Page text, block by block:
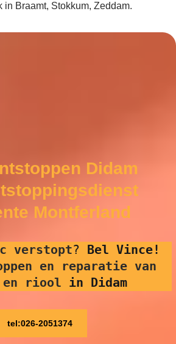
in Braamt, Stokkum, Zeddam.
Didam
Montferland
verstopt? Bel Vince!
en reparatie van
en riool in Didam
tel:026-2051374